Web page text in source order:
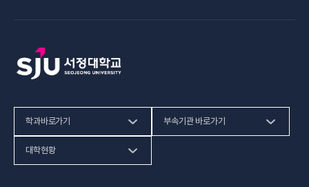
학과바로가기
인문사회계열
부속기관 바로가기
대학현황